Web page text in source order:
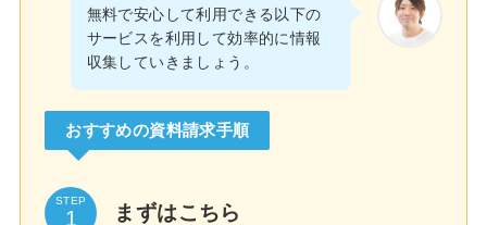
無料で安心して利用できる以下の
サービスを利用して効率的に情報
収集していきましょう。
おすすめの資料請求手順
STEP
まずはこちら